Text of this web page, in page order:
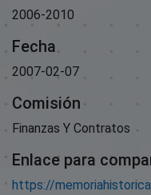
2006-2010
Fecha
2007-02-07
Comisión
Finanzas Y Contratos
Enlace para
https://